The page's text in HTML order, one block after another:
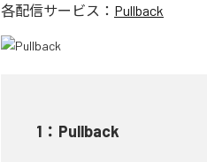
各配信サービス： Pullback
1 ： Pullback